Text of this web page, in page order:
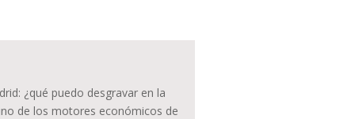
¿qué puedo desgravar en la
de los motores económicos de